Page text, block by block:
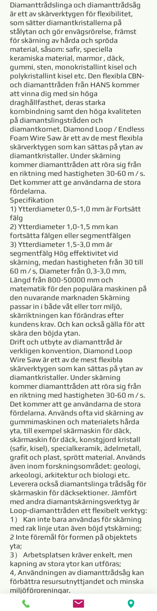
Diamanttrådslinga och diamanttrådsåg
är ett av skärverktygen för flexibilitet,
som sätter diamantkristallerna på
stålytan och gör envägsrörelse, främst
för skärning av hårda och spröda
material, såsom: safir, speciella
keramiska material, marmor , däck,
gummi, sten, monokristallint kisel och
polykristallint kisel etc. Den flexibla CBN-
och diamanttråden från HANS kommer
att vinna dig med sin höga
draghållfasthet, deras starka
kornbindning samt den höga kvaliteten
på diamantslingstråden och
diamantkornet. Diamond Loop / Endless
Foam Wire Saw är ett av de mest flexibla
skärverktygen som kan sättas på ytan av
diamantkristaller. Under skärning
kommer diamanttråden att röra sig från
en riktning med hastigheten 30-60 m / s.
Det kommer att ge användarna de stora
fördelarna.
Specifikation
1) Ytterdiameter 0,5-1,0 mm är Fortsätt
fälg
2) Ytterdiameter 1,0-1,5 mm kan
fortsätta fälgen eller segmentfälgen
3) Ytterdiameter 1,5-3,0 mm är
segmentfälg Hög effektivitet vid
skärning, medan hastigheten från 30 till
60 m / s, Diameter från 0,3-3,0 mm,
Längd från 800-50000 mm och
matematik för den populära maskinen på
den nuvarande marknaden Skärning
passar in i både våt eller torr miljö,
skärriktningen kan förändras efter
kundens krav. Och kan också gälla för att
skära den böjda ytan.
Drift och utbyte av diamanttråd är
verkligen konvention, Diamond Loop
Wire Saw är ett av de mest flexibla
skärverktygen som kan sättas på ytan av
diamantkristaller. Under skärning
kommer diamanttråden att röra sig från
en riktning med hastigheten 30-60 m / s.
Det kommer att ge användarna de stora
fördelarna. Används ofta vid skärning av
gummimaskinen och materialets hårda
yta, till exempel skärmaskin för däck,
skärmaskin för däck, konstgjord kristall
(safir, kisel), specialkeramik, ädelmetall,
grafit och plast, sprött material. Används
även inom forskningsområdet: geologi,
arkeologi, arkitektur och biologi etc.
Leverera också diamantslinga trådsåg för
skärmaskin för däcksektioner. Jämfört
med andra diamantskärningsverktyg är
Loop-diamanttråden ett flexibelt verktyg:
1） Kan inte bara användas för skärning
med rak linje utan även böjd ytskärning;
2 Inte föremål för formen på objektets
yta;
3） Arbetsplatsen kräver enkelt, men
kapning av stora ytor kan utföras;
4, Användningen av diamanttrådsåg kan
förbättra resursutnyttjandet och minska
miljöföroreningar.
På grund av ovanstående fördelar blir
diamanttrådarnas marknadsandelar